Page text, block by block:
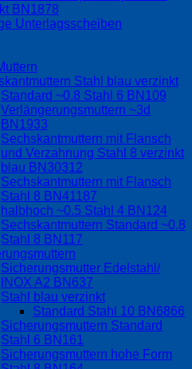
BN1878
Unterlagsscheiben
Stahl blau verzinkt
Standard ~0.8 Stahl 6 BN109
Verlängerungsmuttern ~3d
BN1933
Sechskantmuttern mit Flansch
und Verzahnung Stahl 8 verzinkt
blau BN30312
Sechskantmuttern mit Flansch
Stahl 8 BN41187
halbhoch ~0.5 Stahl 4 BN124
Sechskantmuttern Standard ~0.8
Stahl 8 BN117
Sicherungsmutter Edelstahl/
INOX A2 BN637
Stahl blau verzinkt
Standard Stahl 10 BN6866
Sicherungsmuttern Standard
Stahl 6 BN161
Sicherungsmuttern hohe Form